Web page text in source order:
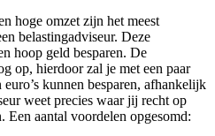
hoge omzet zijn het meest
belastingadviseur. Deze
hoop geld besparen. De
op, hierdoor zal je met een paar
kunnen besparen, afhankelijk
weet precies waar jij recht op
Een aantal voordelen opgesomd: